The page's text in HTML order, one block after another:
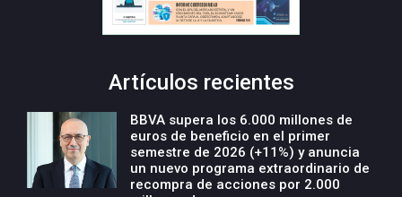
Artículos recientes
BBVA supera los 6.000 millones de
euros de beneficio en el primer
semestre de 2026 (+11%) y anuncia
un nuevo programa extraordinario de
recompra de acciones por 2.000